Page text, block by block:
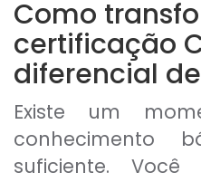
Como
certificação
diferencial
Existe um
conhecimento
suficiente. Você